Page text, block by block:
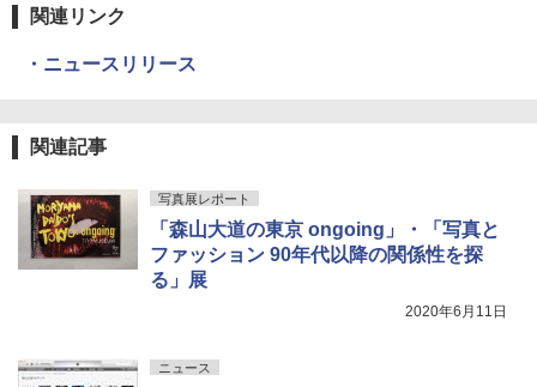
関連リンク
・ニュースリリース
関連記事
写真展レポート
「森山大道の東京 ongoing」・「写真と
ファッション 90年代以降の関係性を探
る」展
2020年6月11日
ニュース